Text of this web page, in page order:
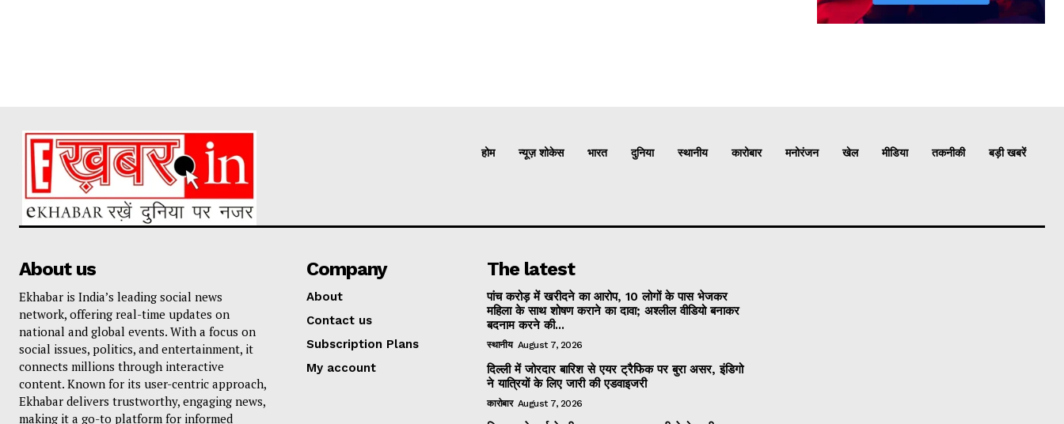
होम न्यूज़ शोकेस भारत दुनिया स्थानीय कारोबार मनोरंजन खेल मीडिया तकनीकी बड़ी खबरें
About us
Ekhabar is India’s leading social news
network, offering real-time updates on
national and global events. With a focus on
social issues, politics, and entertainment, it
connects millions through interactive
content. Known for its user-centric approach,
Ekhabar delivers trustworthy, engaging news,
making it a go-to platform for informed
Company
About
Contact us
Subscription Plans
My account
The latest
पांच करोड़ में खरीदने का आरोप, 10 लोगों के पास भेजकर
महिला के साथ शोषण कराने का दावा; अश्लील वीडियो बनाकर
बदनाम करने की...
स्थानीय August 7, 2026
दिल्ली में जोरदार बारिश से एयर ट्रैफिक पर बुरा असर, इंडिगो
ने यात्रियों के लिए जारी की एडवाइजरी
कारोबार August 7, 2026